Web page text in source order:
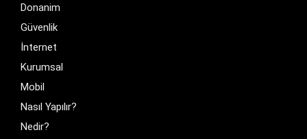
Donanim
Güvenlik
İnternet
Kurumsal
Mobil
Nasıl Yapılır?
Nedir?